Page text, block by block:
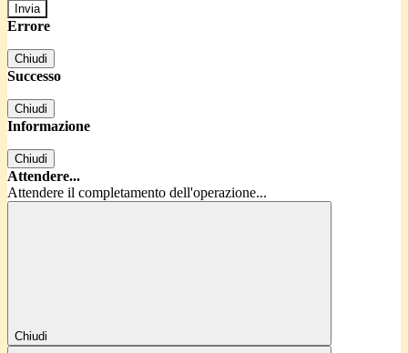
Errore
Chiudi
Successo
Chiudi
Informazione
Chiudi
Attendere...
Attendere il completamento dell'operazione...
Chiudi